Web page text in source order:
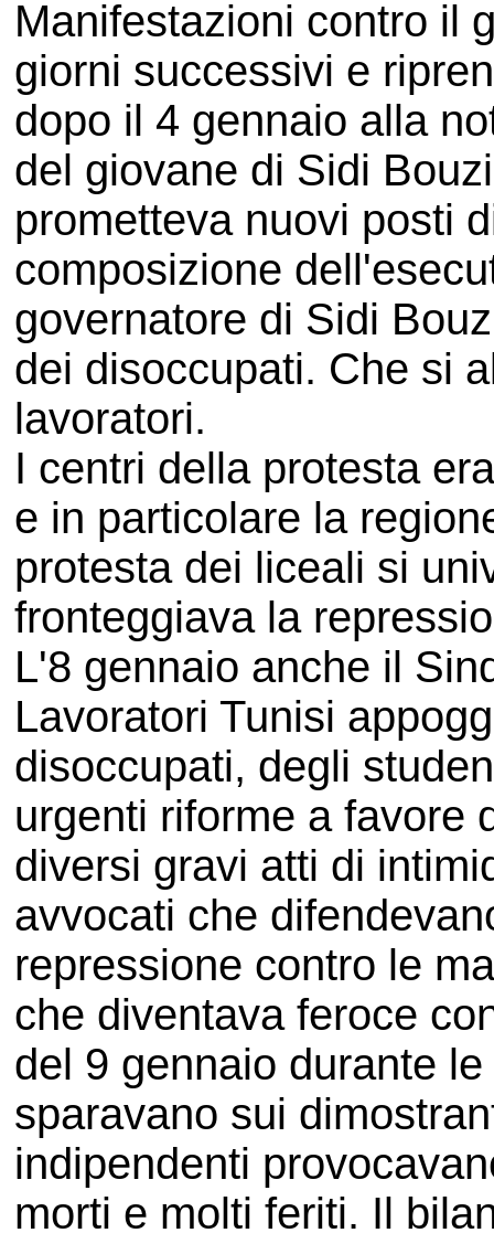
Manifestazioni contro il
giorni successivi e
dopo il 4 gennaio alla
del giovane di Sidi
prometteva nuovi posti
composizione
governatore di Sidi
dei disoccupati. Che si
lavoratori.
I centri della protesta
e in particolare la
protesta dei liceali si
fronteggiava la
L'8 gennaio anche il
Lavoratori Tunisi
disoccupati, degli
urgenti riforme a favore
diversi gravi atti di
avvocati che
repressione contro le
che diventava feroce
del 9 gennaio durante
sparavano sui
indipendenti
morti e molti feriti. Il